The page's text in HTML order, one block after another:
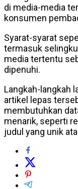
di media-media
konsumen
Syarat-syarat
termasuk
media tertentu
dipenuhi.
Langkah-langkah
artikel lepas
membutuhkan
menarik, seperti
judul yang unik